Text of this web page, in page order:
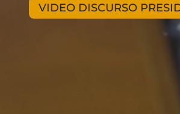
VIDEO DISCURSO